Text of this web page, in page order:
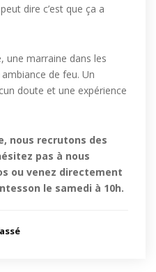
dire c’est que ça a
une marraine dans les
de feu. Un
doute et une expérience
nous recrutons des
pas à nous
ou venez directement
le samedi à 10h.